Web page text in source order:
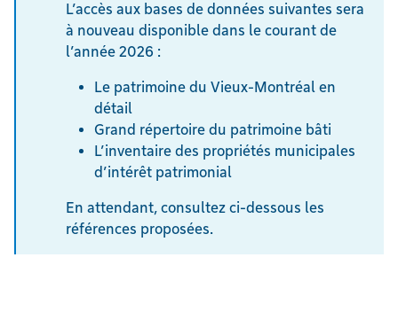
L’accès aux bases de données suivantes sera
à nouveau disponible dans le courant de
l’année 2026 :
Le patrimoine du Vieux-Montréal en
détail
Grand répertoire du patrimoine bâti
L’inventaire des propriétés municipales
d’intérêt patrimonial
En attendant, consultez ci-dessous les
références proposées.